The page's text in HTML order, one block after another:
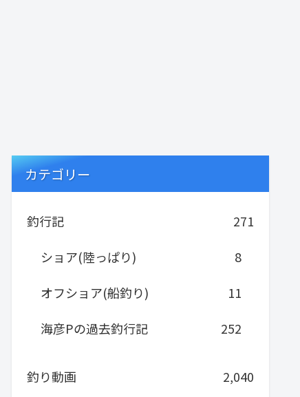
カテゴリー
釣行記
271
ショア(陸っぱり)
8
オフショア(船釣り)
11
海彦Pの過去釣行記
252
釣り動画
2,040